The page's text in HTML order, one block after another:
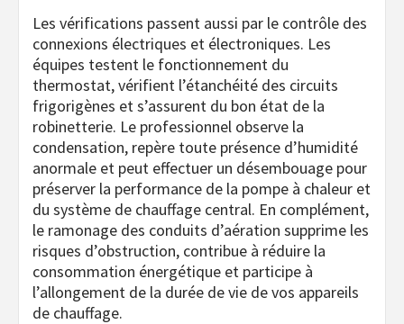
Les vérifications passent aussi par le contrôle des
connexions électriques et électroniques. Les
équipes testent le fonctionnement du
thermostat, vérifient l’étanchéité des circuits
frigorigènes et s’assurent du bon état de la
robinetterie. Le professionnel observe la
condensation, repère toute présence d’humidité
anormale et peut effectuer un désembouage pour
préserver la performance de la pompe à chaleur et
du système de chauffage central. En complément,
le ramonage des conduits d’aération supprime les
risques d’obstruction, contribue à réduire la
consommation énergétique et participe à
l’allongement de la durée de vie de vos appareils
de chauffage.